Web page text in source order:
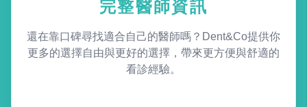
完整醫師資訊
還在靠口碑尋找適合自己的醫師嗎？Dent&Co提供你
更多的選擇自由與更好的選擇，帶來更方便與舒適的
看診經驗。